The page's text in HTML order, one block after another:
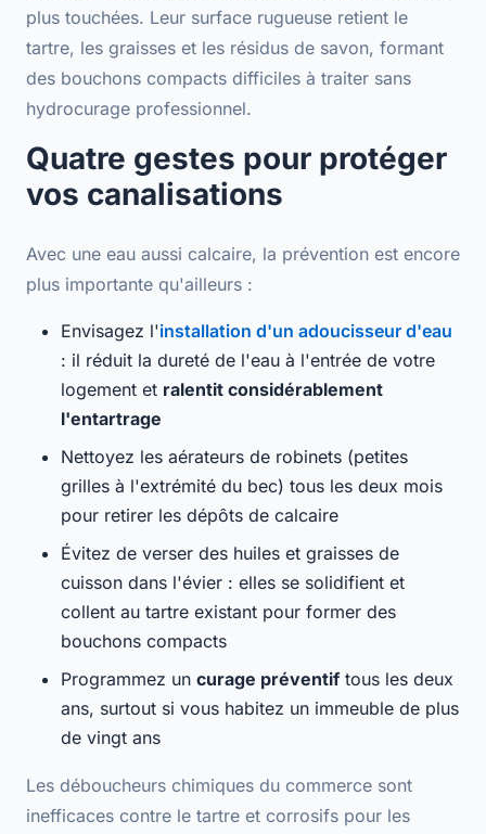
plus touchées. Leur surface rugueuse retient le
tartre, les graisses et les résidus de savon, formant
des bouchons compacts difficiles à traiter sans
hydrocurage professionnel.
Quatre gestes pour protéger
vos canalisations
Avec une eau aussi calcaire, la prévention est encore
plus importante qu'ailleurs :
Envisagez l'installation d'un adoucisseur d'eau
: il réduit la dureté de l'eau à l'entrée de votre
logement et ralentit considérablement
l'entartrage
Nettoyez les aérateurs de robinets (petites
grilles à l'extrémité du bec) tous les deux mois
pour retirer les dépôts de calcaire
Évitez de verser des huiles et graisses de
cuisson dans l'évier : elles se solidifient et
collent au tartre existant pour former des
bouchons compacts
Programmez un curage préventif tous les deux
ans, surtout si vous habitez un immeuble de plus
de vingt ans
Les déboucheurs chimiques du commerce sont
inefficaces contre le tartre et corrosifs pour les